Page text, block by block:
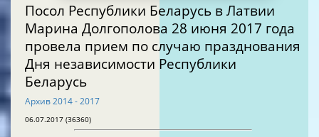
Посол Республики Беларусь в Латвии
Марина Долгополова 28 июня 2017 года
провела прием по случаю празднования
Дня независимости Республики
Беларусь
Архив 2014 - 2017
06.07.2017 (36360)